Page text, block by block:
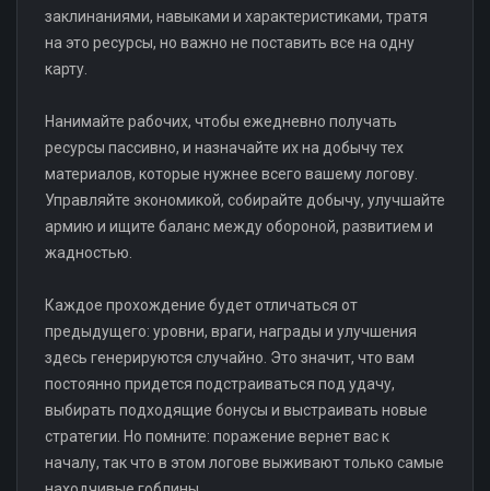
заклинаниями, навыками и характеристиками, тратя
на это ресурсы, но важно не поставить все на одну
карту.
Нанимайте рабочих, чтобы ежедневно получать
ресурсы пассивно, и назначайте их на добычу тех
материалов, которые нужнее всего вашему логову.
Управляйте экономикой, собирайте добычу, улучшайте
армию и ищите баланс между обороной, развитием и
жадностью.
Каждое прохождение будет отличаться от
предыдущего: уровни, враги, награды и улучшения
здесь генерируются случайно. Это значит, что вам
постоянно придется подстраиваться под удачу,
выбирать подходящие бонусы и выстраивать новые
стратегии. Но помните: поражение вернет вас к
началу, так что в этом логове выживают только самые